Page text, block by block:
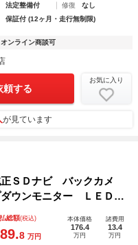
法定整備付 修復
なし
保証付 (12ヶ月・走行無制限)
オンライン商談可
頼する
お気に入り
が見ています
ＳＤナビ バックカメ
ウンモニター ＬＥＤヘ
ト シートヒーター ア
ーター ＢＯＳＥサウン
総額(税込)
8 万円
本体価格
176.4
万円
諸費用
13.4
万円